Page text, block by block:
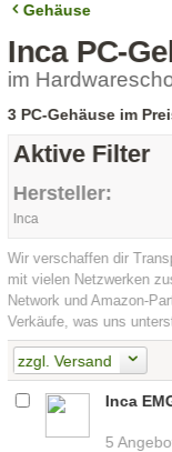
Gehäuse
Inca PC-
im
3 PC-Gehäuse im
Aktive Filter
Hersteller:
Inca
Wir verschaffen dir
mit vielen Netzwerken
Network und Amazon-
Verkäufe, was uns
zzgl. Versand
Inca
5